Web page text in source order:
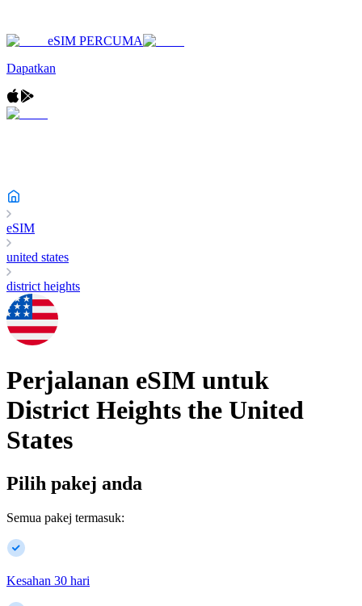
eSIM PERCUMA
Dapatkan
eSIM
united states
district heights
Perjalanan eSIM untuk
District Heights the United
States
Pilih pakej anda
Semua pakej termasuk:
Kesahan 30 hari